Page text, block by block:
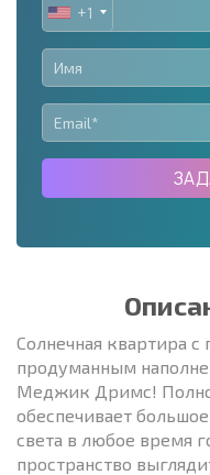
UNITED
STATES
+1
+1
Солнечная квартира с
продуманным
Меджик Дримс!
обеспечивает
света в любое время
пространство